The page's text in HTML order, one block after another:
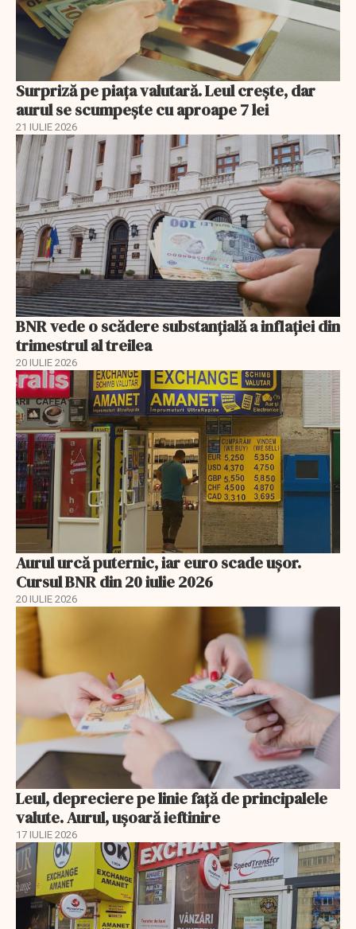
Surpriză pe piața valutară. Leul crește, dar
aurul se scumpește cu aproape 7 lei
21 IULIE 2026
BNR vede o scădere substanţială a inflaţiei din
trimestrul al treilea
20 IULIE 2026
Aurul urcă puternic, iar euro scade ușor.
Cursul BNR din 20 iulie 2026
20 IULIE 2026
Leul, depreciere pe linie faţă de principalele
valute. Aurul, uşoară ieftinire
17 IULIE 2026